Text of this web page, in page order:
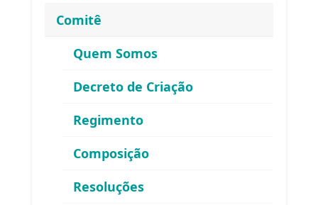
Comitê
Quem Somos
Decreto de Criação
Regimento
Composição
Resoluções